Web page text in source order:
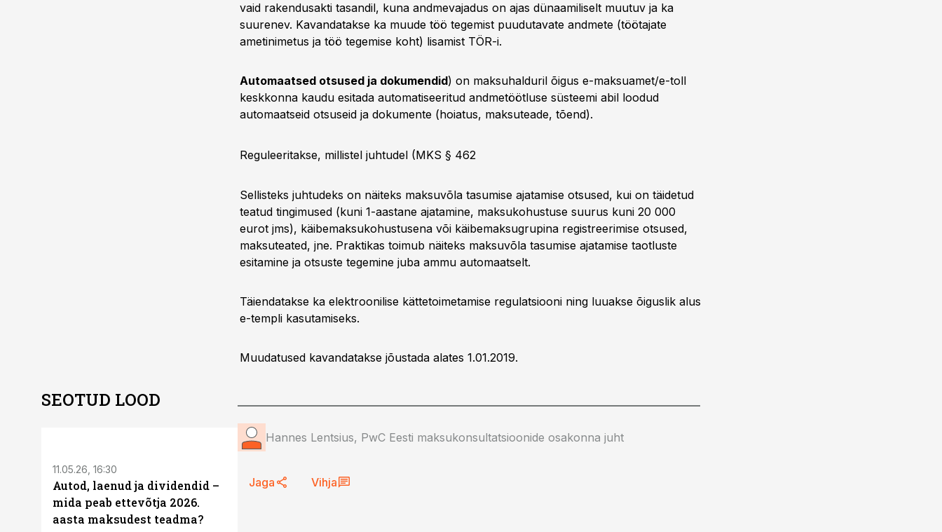
vaid rakendusakti tasandil, kuna andmevajadus on ajas dünaamiliselt muutuv ja ka
suurenev. Kavandatakse ka muude töö tegemist puudutavate andmete (töötajate
ametinimetus ja töö tegemise koht) lisamist TÖR-i.
Automaatsed otsused ja dokumendid) on maksuhalduril õigus e-maksuamet/e-toll
keskkonna kaudu esitada automatiseeritud andmetöötluse süsteemi abil loodud
automaatseid otsuseid ja dokumente (hoiatus, maksuteade, tõend).
Reguleeritakse, millistel juhtudel (MKS § 462
Sellisteks juhtudeks on näiteks maksuvõla tasumise ajatamise otsused, kui on täidetud
teatud tingimused (kuni 1-aastane ajatamine, maksukohustuse suurus kuni 20 000
eurot jms), käibemaksukohustusena või käibemaksugrupina registreerimise otsused,
maksuteated, jne. Praktikas toimub näiteks maksuvõla tasumise ajatamise taotluste
esitamine ja otsuste tegemine juba ammu automaatselt.
Täiendatakse ka elektroonilise kättetoimetamise regulatsiooni ning luuakse õiguslik alus
e-templi kasutamiseks.
Muudatused kavandatakse jõustada alates 1.01.2019.
Hannes Lentsius, PwC Eesti maksukonsultatsioonide osakonna juht
Jaga Vihja
SEOTUD LOOD
11.05.26, 16:30
Autod, laenud ja dividendid –
mida peab ettevõtja 2026.
aasta maksudest teadma?